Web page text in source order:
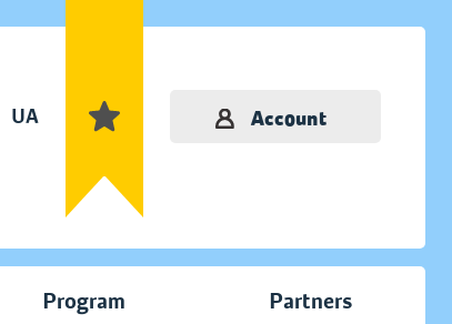
UA Account
Program Partners